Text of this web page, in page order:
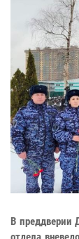
В преддверии